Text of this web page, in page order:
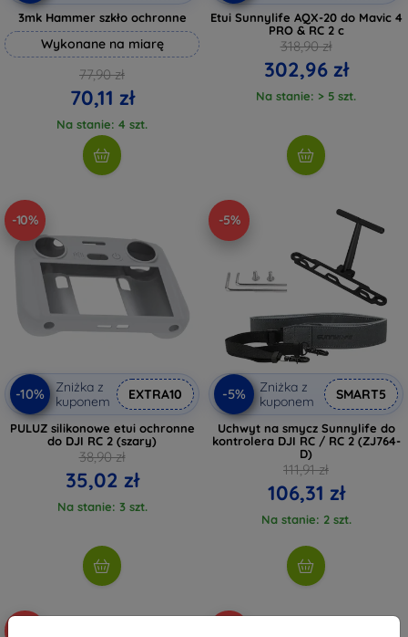
3mk Hammer szkło ochronne
Wykonane na miarę
77,90 zł
70,11 zł
Na stanie: 4 szt.
Etui Sunnylife AQX-20 do Mavic 4
PRO & RC 2 c
318,90 zł
302,96 zł
Na stanie: > 5 szt.
-10%
-10%
Zniżka z
kuponem
EXTRA10
PULUZ silikonowe etui ochronne
do DJI RC 2 (szary)
38,90 zł
35,02 zł
Na stanie: 3 szt.
-5%
-5%
Zniżka z
kuponem
SMART5
Uchwyt na smycz Sunnylife do
kontrolera DJI RC / RC 2 (ZJ764-
D)
111,91 zł
106,31 zł
Na stanie: 2 szt.